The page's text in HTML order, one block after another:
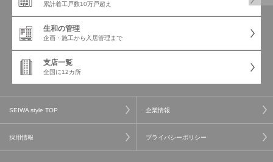
累計着工戸数10万戸超え
生和の管理
企画・施工から 入居管理まで
支店一覧
全国に12カ所
SEIWA style TOP 企業情報
採用情報 プライバシーポリシー